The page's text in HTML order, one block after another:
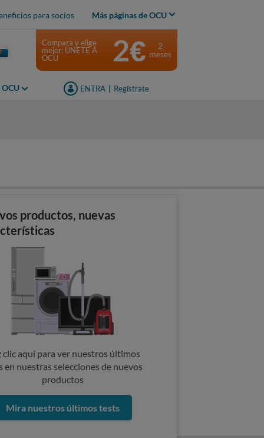
para socios Más páginas de OCU
ENTRA Regístrate
Compara y elige
mejor: ÚNETE A
OCU
2€
2
meses
productos, nuevas
clic aquí para ver nuestros últimos
en nuestras selecciones de nuevos
productos
Mira nuestros últimos tests